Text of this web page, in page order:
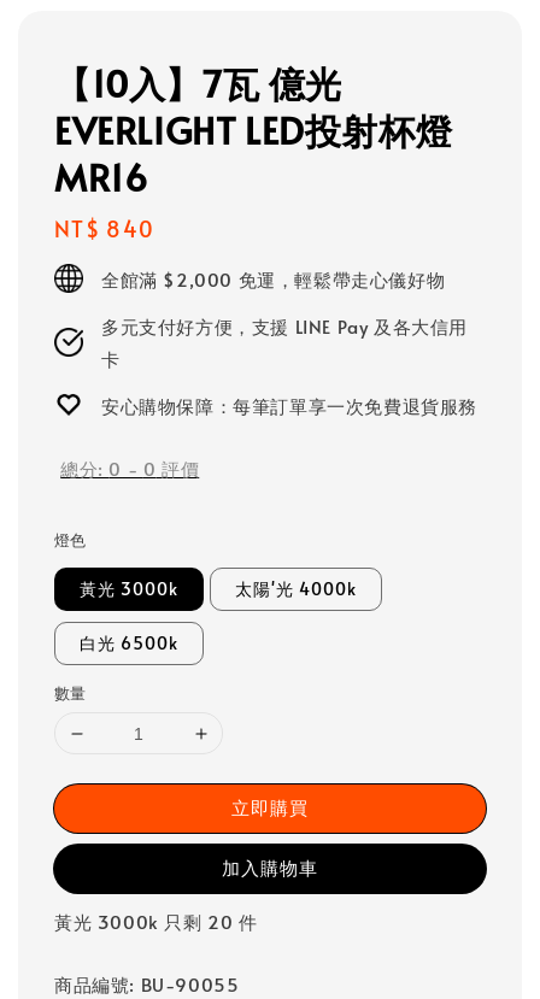
【10入】7瓦 億光
EVERLIGHT LED投射杯燈
MR16
Regular
price
NT$ 840
全館滿 $2,000 免運，輕鬆帶走心儀好物
多元支付好方便，支援 LINE Pay 及各大信用
卡
安心購物保障：每筆訂單享一次免費退貨服務
總分: 0 - 0 評價
燈色
黃光 3000k 太陽'光 4000k
白光 6500k
數量
立即購買
加入購物車
黃光 3000k 只剩 20 件
商品編號: BU-90055